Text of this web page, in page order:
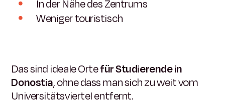
In der Nähe des Zentrums
Weniger touristisch
Das sind ideale Ortefür Studierende in
Donostia, ohne dass man sich zu weit vom
Universitätsviertel entfernt.